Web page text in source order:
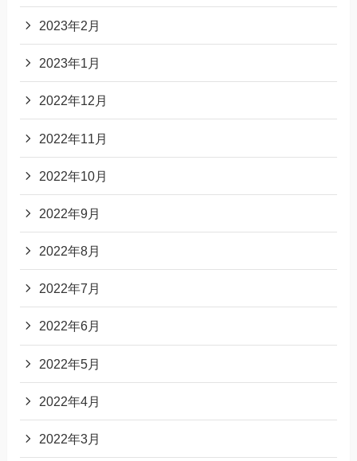
2023年2月
2023年1月
2022年12月
2022年11月
2022年10月
2022年9月
2022年8月
2022年7月
2022年6月
2022年5月
2022年4月
2022年3月